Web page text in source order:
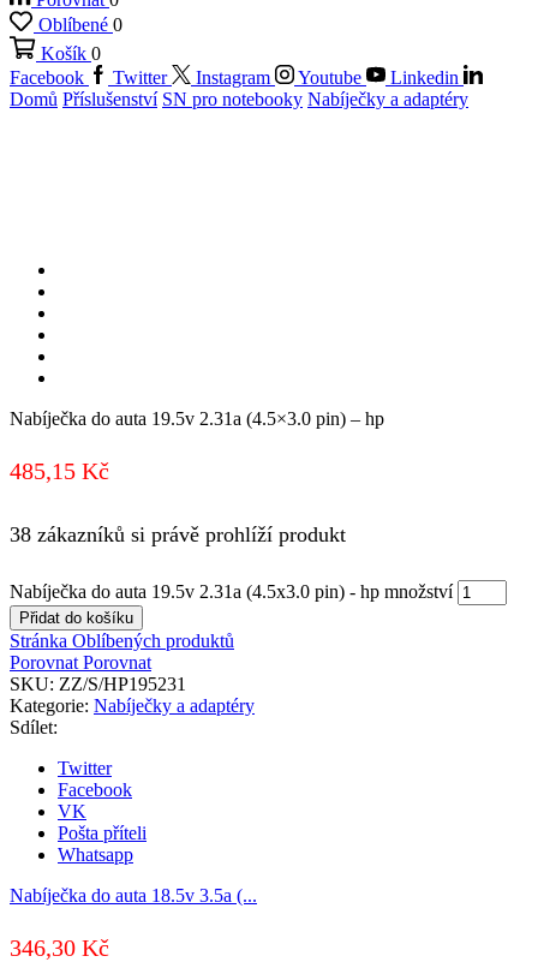
Oblíbené 0
Košík 0
Facebook
Twitter Instagram Youtube
Linkedin
Domů Příslušenství SN pro notebooky Nabíječky a adaptéry
Nabíječka do auta 19.5v 2.31a (4.5×3.0 pin) – hp
485,15 Kč
38 zákazníků si právě prohlíží produkt
Nabíječka do auta 19.5v 2.31a (4.5x3.0 pin) - hp množství
Přidat do košíku
Stránka Oblíbených produktů
Porovnat Porovnat
SKU: ZZ/S/HP195231
Kategorie: Nabíječky a adaptéry
Sdílet:
Twitter
Facebook
VK
Pošta příteli
Whatsapp
Nabíječka do auta 18.5v 3.5a (...
346,30 Kč